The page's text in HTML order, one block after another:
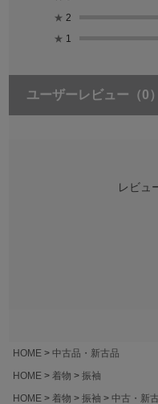
★ 2
★ 1
ユーザーレビュー （0）
レビュ
HOME
中古品・新古品
HOME
着物
振袖
HOME
着物 振袖 中古・新